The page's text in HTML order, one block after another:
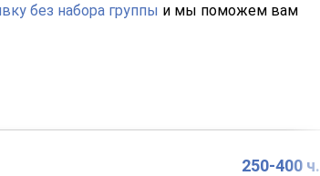
без набора группы и мы поможем вам
250-400 ч.